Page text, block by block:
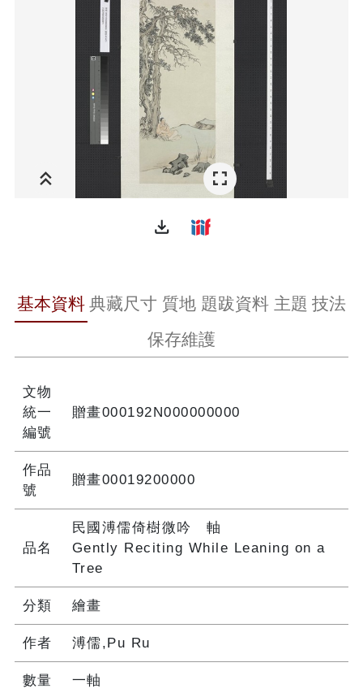
file_download
基本資料 典藏尺寸 質地 題跋資料 主題 技法
保存維護
文物
統一
編號
贈畫000192N000000000
作品
號
贈畫00019200000
品名
民國溥儒倚樹微吟 軸
Gently Reciting While Leaning on a
Tree
分類 繪畫
作者 溥儒,Pu Ru
數量 一軸